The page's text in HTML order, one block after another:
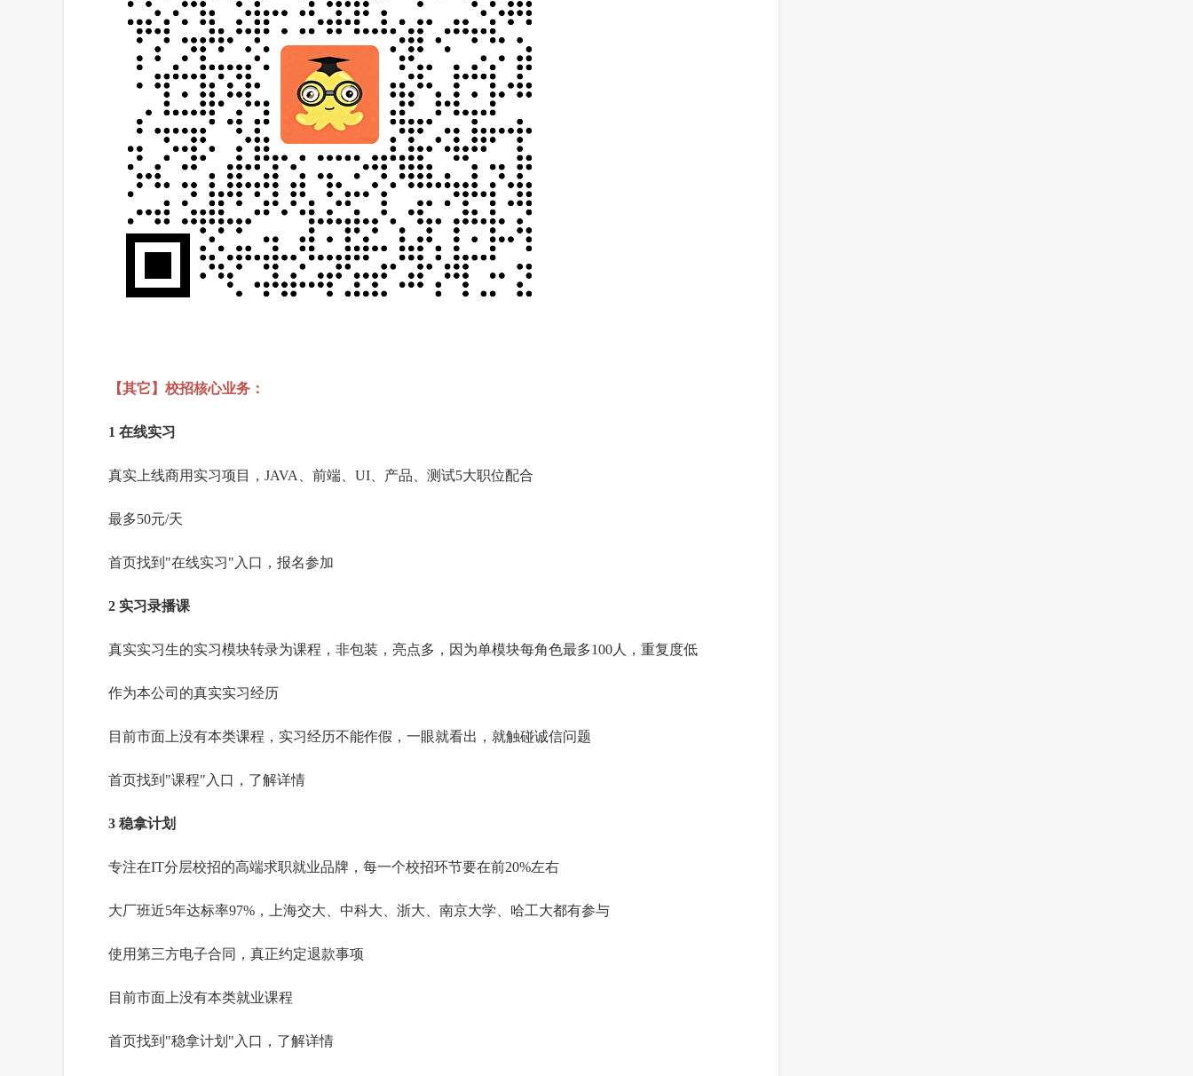
【其它】校招核心业务：
1 在线实习
真实上线商用实习项目，JAVA、前端、UI、产品、测试5大职位配合
最多50元/天
首页找到"在线实习"入口，报名参加
2 实习录播课
真实实习生的实习模块转录为课程，非包装，亮点多，因为单模块每角色最多100人，重复度低
作为本公司的真实实习经历
目前市面上没有本类课程，实习经历不能作假，一眼就看出，就触碰诚信问题
首页找到"课程"入口，了解详情
3 稳拿计划
专注在IT分层校招的高端求职就业品牌，每一个校招环节要在前20%左右
大厂班近5年达标率97%，上海交大、中科大、浙大、南京大学、哈工大都有参与
使用第三方电子合同，真正约定退款事项
目前市面上没有本类就业课程
首页找到"稳拿计划"入口，了解详情